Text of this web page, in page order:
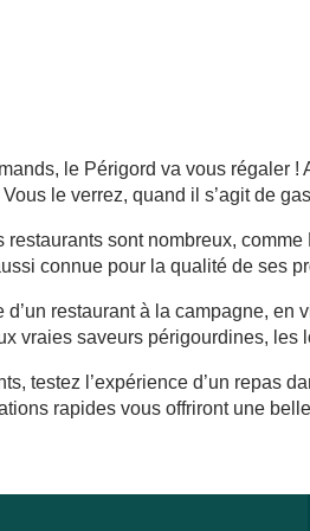
Canéda
Et-Carlucet
le Périgord va vous régaler !
le verrez, quand il s’agit de
restaurants sont nombreux,
connue pour la qualité de ses
d’un restaurant à la campagne,
vraies saveurs périgourdines, les
testez l’expérience d’un repas
rapides vous offriront une